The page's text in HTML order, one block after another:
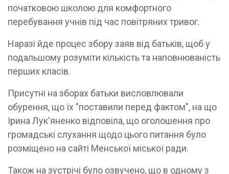
початковою школою для комфортного
перебування учнів під час повітряних тривог.
Наразі йде процес збору заяв від батьків, щоб у
подальшому розуміти кількість та наповнюваність
перших класів.
Присутні на зборах батьки висловлювали
обурення, що їх "поставили перед фактом", на що
Ірина Лук'яненко відповіла, що оголошення про
громадські слухання щодо цього питання було
розміщено на сайті Менської міської ради.
Також на зустрічі було озвучено, що в одному з